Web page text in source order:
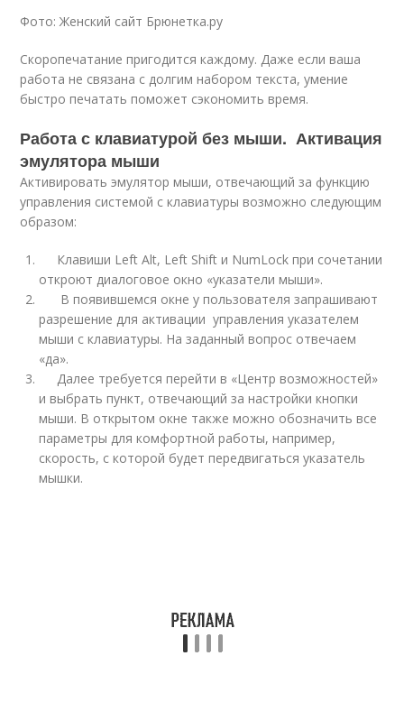
Фото: Женский сайт Брюнетка.ру
Скоропечатание пригодится каждому. Даже если ваша
работа не связана с долгим набором текста, умение
быстро печатать поможет сэкономить время.
Работа с клавиатурой без мыши. Активация
эмулятора мыши
Активировать эмулятор мыши, отвечающий за функцию
управления системой с клавиатуры возможно следующим
образом:
Клавиши Lеft Аlt, Left Shift и NumLock при сочетании
откроют диалоговое окно «указатели мыши».
В появившемся окне у пользователя запрашивают
разрешение для активации управления указателем
мыши с клавиатуры. На заданный вопрос отвечаем
«да».
Далее требуется перейти в «Центр возможностей»
и выбрать пункт, отвечающий за настройки кнопки
мыши. В открытом окне также можно обозначить все
параметры для комфортной работы, например,
скорость, с которой будет передвигаться указатель
мышки.